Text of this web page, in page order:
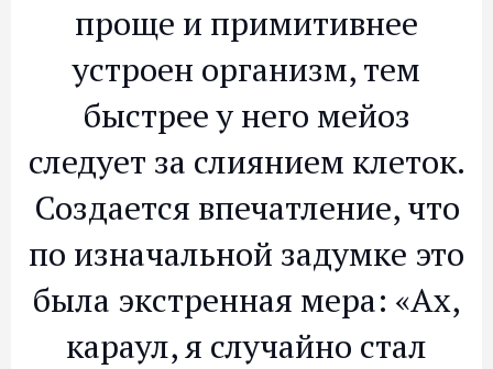
проще и примитивнее
устроен организм, тем
быстрее у него мейоз
следует за слиянием клеток.
Создается впечатление, что
по изначальной задумке это
была экстренная мера: «Ах,
караул, я случайно стал